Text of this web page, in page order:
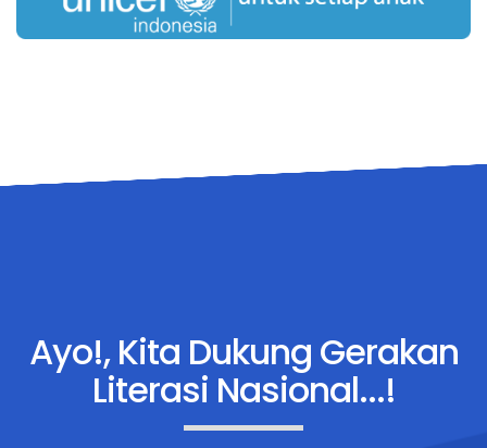
Ayo!,Kita Dukung Gerakan
Literasi Nasional...!